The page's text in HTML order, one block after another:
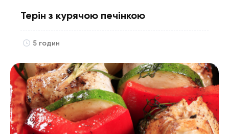
Терін з курячою печінкою
5 годин